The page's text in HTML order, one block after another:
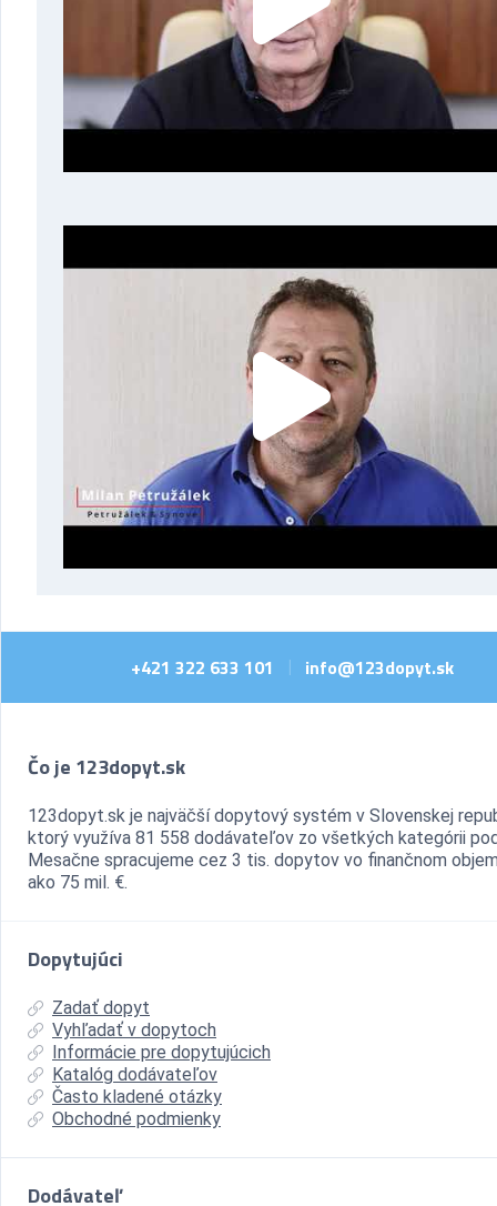
+421 322 633 101 info@123dopyt.sk
Čo je 123dopyt.sk
123dopyt.sk je najväčší dopytový systém v Slovenskej
ktorý využíva 81 558 dodávateľov zo všetkých kategórii
Mesačne spracujeme cez 3 tis. dopytov vo finančnom
ako 75 mil. €.
Dopytujúci
Zadať dopyt
Vyhľadať v dopytoch
Informácie pre dopytujúcich
Katalóg dodávateľov
Často kladené otázky
Obchodné podmienky
Dodávateľ